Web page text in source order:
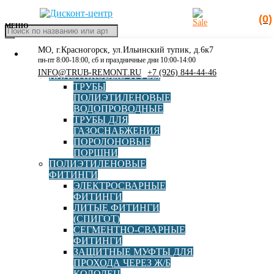
(0)
Поиск
товаров
МЕНЮ
КАТАЛОГ
РАСПРОДАЖА
ПЛАСТИКОВЫЕ ТРУБЫ
ТРУБЫ
ПОЛИЭТИЛЕНОВЫЕ
ВОДОПРОВОДНЫЕ
ТРУБЫ ДЛЯ
ГАЗОСНАБЖЕНИЯ
ПОРОЛОНОВЫЕ
ПОРШНИ
ПОЛИЭТИЛЕНОВЫЕ
ФИТИНГИ
ЭЛЕКТРОСВАРНЫЕ
ФИТИНГИ
ЛИТЫЕ ФИТИНГИ
(СПИГОТ)
СЕГМЕНТНО-СВАРНЫЕ
ФИТИНГИ
ЗАЩИТНЫЕ МУФТЫ ДЛЯ
ПРОХОДА ЧЕРЕЗ Ж/Б
МО, г.Красногорск, ул.Ильинский тупик, д.6к7
пн-пт 8:00-18:00, сб и праздничные дни 10:00-14:00
INFO@TRUB-REMONT.RU +7 (926) 844-44-46
Главная »Каталог» Метизы»Гайка М20 оцинк. ГОСТ 5915-
70 DIN 934
Гайка М20 оцинк. ГОСТ
5915-70 DIN 934
Срок службы
Диаметр, мм
ГОСТ 5915-70